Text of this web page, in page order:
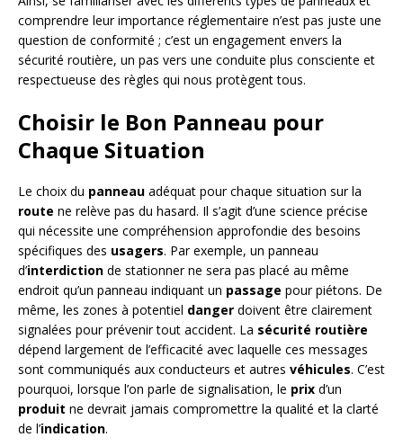
comprendre leur importance réglementaire n’est pas juste une
question de conformité ; c’est un engagement envers la
sécurité routière, un pas vers une conduite plus consciente et
respectueuse des règles qui nous protègent tous.
Choisir le Bon Panneau pour
Chaque Situation
Le choix du panneau adéquat pour chaque situation sur la
route ne relève pas du hasard. Il s’agit d’une science précise
qui nécessite une compréhension approfondie des besoins
spécifiques des usagers. Par exemple, un panneau
d’interdiction de stationner ne sera pas placé au même
endroit qu’un panneau indiquant un passage pour piétons. De
même, les zones à potentiel danger doivent être clairement
signalées pour prévenir tout accident. La sécurité routière
dépend largement de l’efficacité avec laquelle ces messages
sont communiqués aux conducteurs et autres véhicules. C’est
pourquoi, lorsque l’on parle de signalisation, le prix d’un
produit ne devrait jamais compromettre la qualité et la clarté
de l’indication.